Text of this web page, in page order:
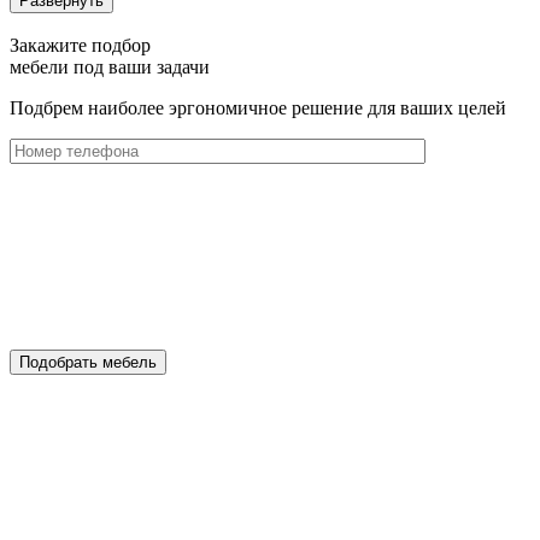
Закажите подбор
мебели под ваши задачи
Подбрем наиболее эргономичное решение для ваших целей
Подобрать мебель